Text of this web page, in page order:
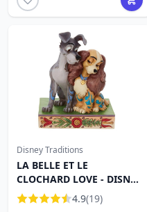
Disney Traditions
LA BELLE ET LE
CLOCHARD LOVE - DISNEY
TRADITIONS4.9(19)